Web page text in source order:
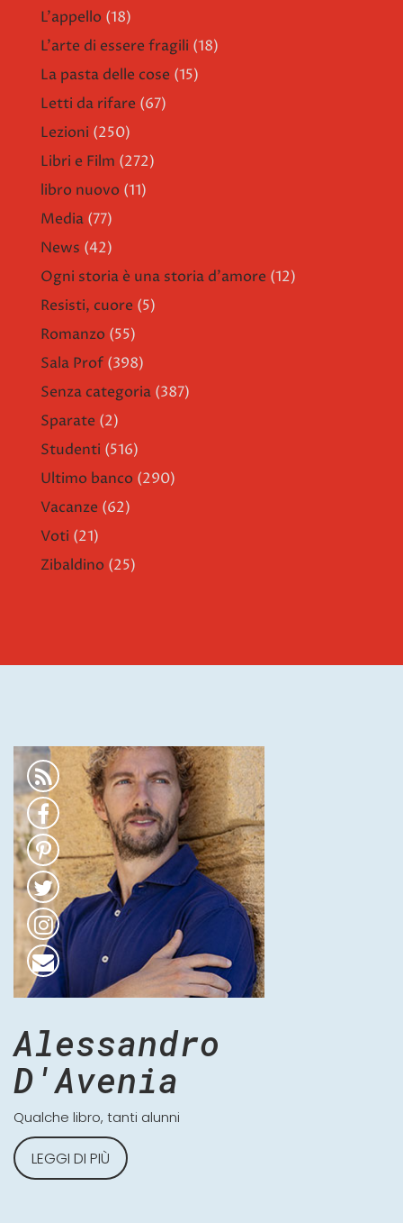
L'appello (18)
L'arte di essere fragili (18)
La pasta delle cose (15)
Letti da rifare (67)
Lezioni (250)
Libri e Film (272)
libro nuovo (11)
Media (77)
News (42)
Ogni storia è una storia d'amore (12)
Resisti, cuore (5)
Romanzo (55)
Sala Prof (398)
Senza categoria (387)
Sparate (2)
Studenti (516)
Ultimo banco (290)
Vacanze (62)
Voti (21)
Zibaldino (25)
Alessandro
D'Avenia
Qualche libro, tanti alunni
LEGGI DI PIÙ